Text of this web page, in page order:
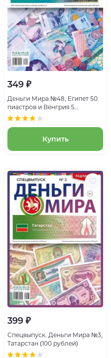
349 ₽
Деньги Мира №48, Египет 50
пиастров и Венгрия 5
форинтов
Купить
399 ₽
Спецвыпуск. Деньги Мира №3,
Татарстан (100 рублей)